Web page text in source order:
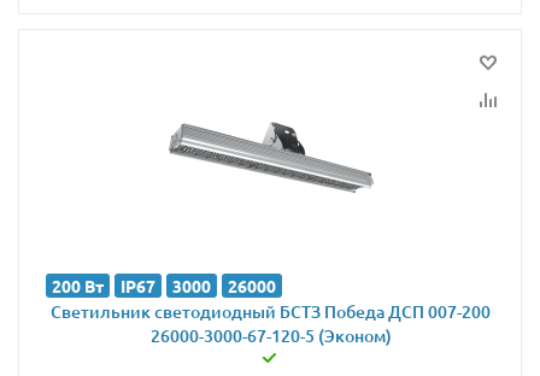
200 Вт IP67 3000 26000
Светильник светодиодный БСТЗ Победа ДСП 007-200
26000-3000-67-120-5 (Эконом)